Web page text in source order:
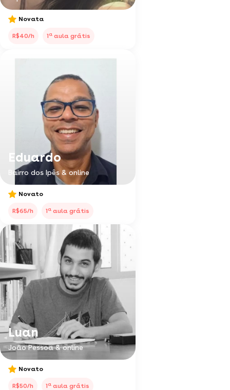
Novata
R$40/h 1a aula grátis
Eduardo
Bairro dos Ipês & online
Novato
R$65/h 1a aula grátis
Luan
João Pessoa & online
Novato
R$50/h 1a aula grátis